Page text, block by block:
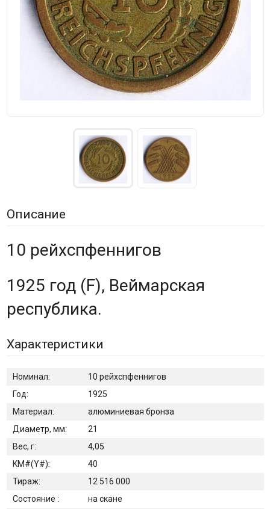
Описание
10 рейхспфеннигов
1925 год (F), Веймарская
республика.
Характеристики
Номинал:
10 рейхспфеннигов
Год:
1925
Материал:
алюминиевая бронза
Диаметр, мм:
21
Вес, г:
4,05
KM#(Y#):
40
Тираж:
12 516 000
Состояние :
на скане